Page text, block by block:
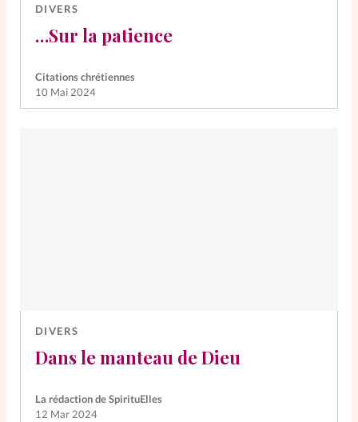
DIVERS
…Sur la patience
Citations chrétiennes
10 Mai 2024
DIVERS
Dans le manteau de Dieu
La rédaction de SpirituElles
12 Mar 2024